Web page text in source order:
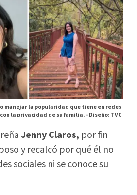
manejar la popularidad que tiene en redes
con la privacidad de su familia. -Diseño: TVC
Jenny Claros, por fin
y recalcó por qué él no
sociales ni se conoce su